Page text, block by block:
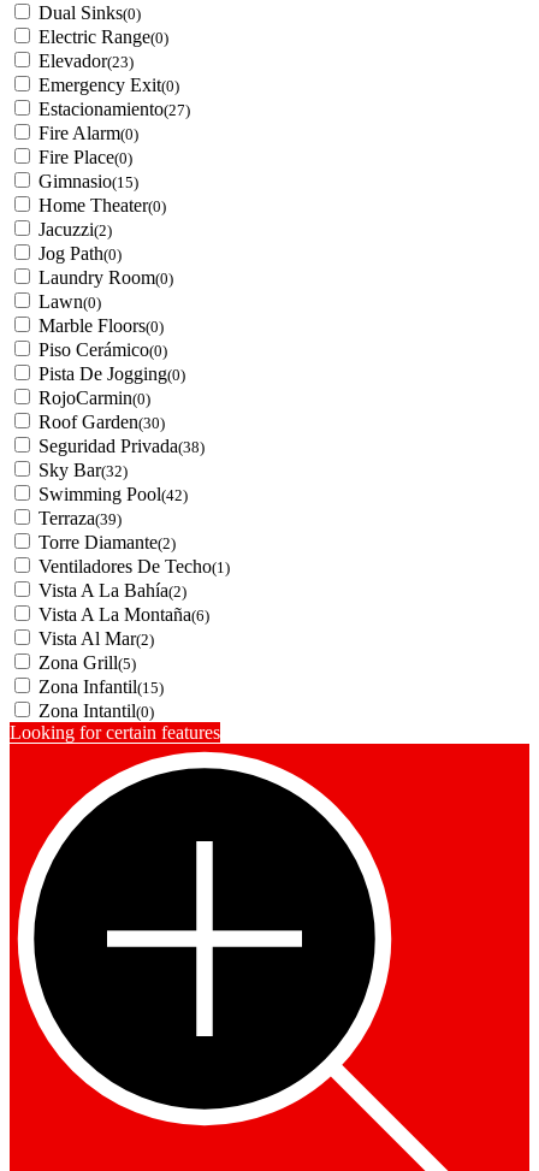
Dual Sinks(0)
Electric Range(0)
Elevador(23)
Emergency Exit(0)
Estacionamiento(27)
Fire Alarm(0)
Fire Place(0)
Gimnasio(15)
Home Theater(0)
Jacuzzi(2)
Jog Path(0)
Laundry Room(0)
Lawn(0)
Marble Floors(0)
Piso Cerámico(0)
Pista De Jogging(0)
RojoCarmin(0)
Roof Garden(30)
Seguridad Privada(38)
Sky Bar(32)
Swimming Pool(42)
Terraza(39)
Torre Diamante(2)
Ventiladores De Techo(1)
Vista A La Bahía(2)
Vista A La Montaña(6)
Vista Al Mar(2)
Zona Grill(5)
Zona Infantil(15)
Zona Intantil(0)
Looking for certain features